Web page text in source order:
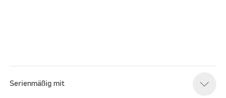
Serienmäßig mit